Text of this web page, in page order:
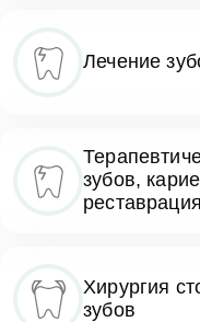
Лечение
зубов,
Хирургия
зубов